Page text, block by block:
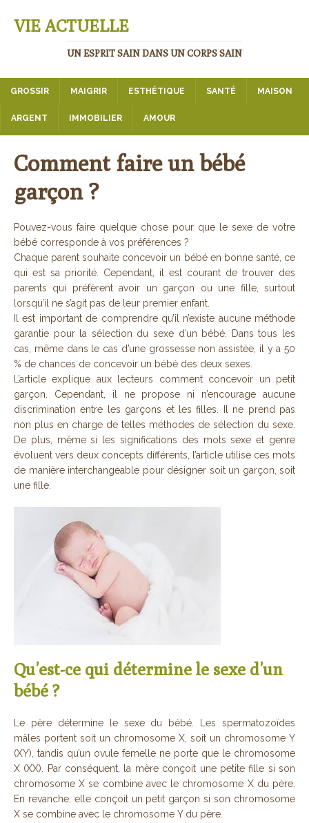
VIE ACTUELLE
UN ESPRIT SAIN DANS UN CORPS SAIN
GROSSIR MAIGRIR ESTHÉTIQUE SANTÉ MAISON
ARGENT IMMOBILIER AMOUR
Comment faire un bébé
garçon ?
Pouvez-vous faire quelque chose pour que le sexe de votre
bébé corresponde à vos préférences ?
Chaque parent souhaite concevoir un bébé en bonne santé, ce
qui est sa priorité. Cependant, il est courant de trouver des
parents qui préfèrent avoir un garçon ou une fille, surtout
lorsqu’il ne s’agit pas de leur premier enfant.
Il est important de comprendre qu’il n’existe aucune méthode
garantie pour la sélection du sexe d’un bébé. Dans tous les
cas, même dans le cas d’une grossesse non assistée, il y a 50
% de chances de concevoir un bébé des deux sexes.
L’article explique aux lecteurs comment concevoir un petit
garçon. Cependant, il ne propose ni n’encourage aucune
discrimination entre les garçons et les filles. Il ne prend pas
non plus en charge de telles méthodes de sélection du sexe.
De plus, même si les significations des mots sexe et genre
évoluent vers deux concepts différents, l’article utilise ces mots
de manière interchangeable pour désigner soit un garçon, soit
une fille.
Qu’est-ce qui détermine le sexe d’un
bébé ?
Le père détermine le sexe du bébé. Les spermatozoïdes
mâles portent soit un chromosome X, soit un chromosome Y
(XY), tandis qu’un ovule femelle ne porte que le chromosome
X (XX). Par conséquent, la mère conçoit une petite fille si son
chromosome X se combine avec le chromosome X du père.
En revanche, elle conçoit un petit garçon si son chromosome
X se combine avec le chromosome Y du père.